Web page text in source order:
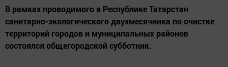
В рамках проводимого в Республике Татарстан
санитарно-экологического двухмесячника по очистке
территорий городов и муниципальных районов
состоялся общегородской субботник.